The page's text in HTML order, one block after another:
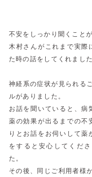
不安をしっかり聞くこと
木村さんがこれまで実際
た時の話をしてくれました
神経系の症状が見られる
ルがありました。
お話を聞いていると、病
薬の効果が出るまでの不
りとお話をお伺いして薬
をすると安心してくだ
た。
その後、同じご利用者様